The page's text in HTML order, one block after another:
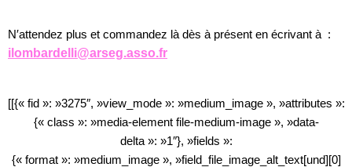
N′attendez plus et commandez là dès à présent en écrivant à :
ilombardelli@arseg.asso.fr
[[{« fid »: »3275″, »view_mode »: »medium_image », »attributes »:
{« class »: »media-element file-medium-image », »data-
delta »: »1″}, »fields »:
{« format »: »medium_image », »field_file_image_alt_text[und][0]